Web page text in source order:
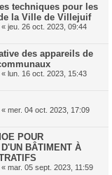
techniques pour les
la Ville de Villejuif
« jeu. 26 oct. 2023, 09:44
des appareils de
« lun. 16 oct. 2023, 15:43
« mer. 04 oct. 2023, 17:09
POUR
BÂTIMENT À
« mar. 05 sept. 2023, 11:59